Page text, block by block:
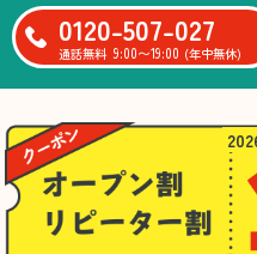
0120-507-027
通話無料 9:00〜19:00 (年中無休)